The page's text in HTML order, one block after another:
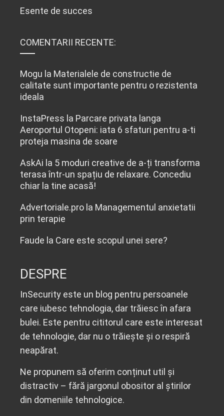
Esente de succes
COMENTARII RECENTE:
Mogu la Materialele de constructie de
calitate sunt importante pentru o rezistenta
ideala
InstaPress la Parcare privata langa
Aeroportul Otopeni: iata 6 sfaturi pentru a-ti
proteja masina de soare
AskAi la 5 moduri creative de a-ți transforma
terasa într-un spațiu de relaxare. Concediu
chiar la tine acasă!
Advertoriale.pro la Managementul anxietatii
prin terapie
Faude la Care este scopul unei sere?
DESPRE
InSecurity este un blog pentru persoanele
care iubesc tehnologia, dar trăiesc în afara
bulei. Este pentru cititorul care este interesat
de tehnologie, dar nu o trăiește și o respiră
neapărat.
Ne propunem să oferim conținut util și
distractiv – fără jargonul obositor al știrilor
din domeniile tehnologice.